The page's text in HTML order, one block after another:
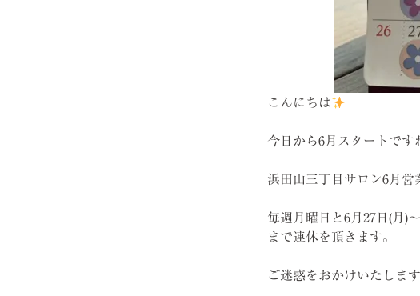
こんにちは
今日から6月スタートです
浜田山三丁目サロン6月営
毎週月曜日と6月27日(月)
まで連休を頂きます。
ご迷惑をおかけいたしま